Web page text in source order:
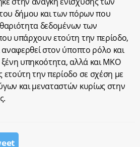
δήμου και των πόρων που
δεδομένων των
υπάρχουν ετούτη την περίοδο,
στον ύποπτο ρόλο και
υπηκοότητα, αλλά και ΜΚΟ
την περίοδο σε σχέση με
και μεναταστών κυρίως στην